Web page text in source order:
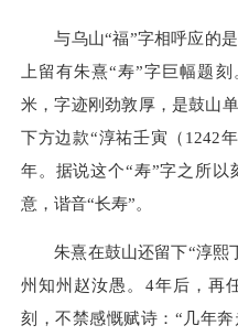
与乌山“福”字相呼应的是
上留有朱熹“寿”字巨幅题
米，字迹刚劲敦厚，是鼓山
下方边款“淳祐壬寅（1242
年。据说这个“寿”字之所以
意，谐音“长寿”。
朱熹在鼓山还留下“淳熙
州知州赵汝愚。4年后，再
刻，不禁感慨赋诗：“几年